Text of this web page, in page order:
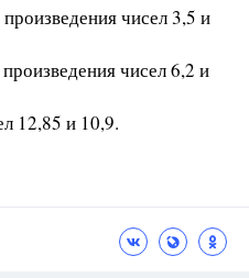
чисел 3,5 и
чисел 6,2 и
12,85 и 10,9.